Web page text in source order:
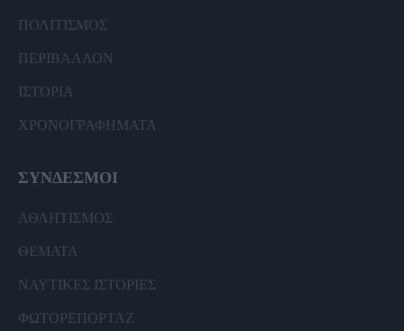
ΠΟΛΙΤΙΣΜΟΣ
ΠΕΡΙΒΑΛΛΟΝ
ΙΣΤΟΡΙΑ
ΧΡΟΝΟΓΡΑΦΗΜΑΤΑ
ΣΥΝΔΕΣΜΟΙ
ΑΘΛΗΤΙΣΜΟΣ
ΘΕΜΑΤΑ
ΝΑΥΤΙΚΕΣ ΙΣΤΟΡΙΕΣ
ΦΩΤΟΡΕΠΟΡΤΑΖ